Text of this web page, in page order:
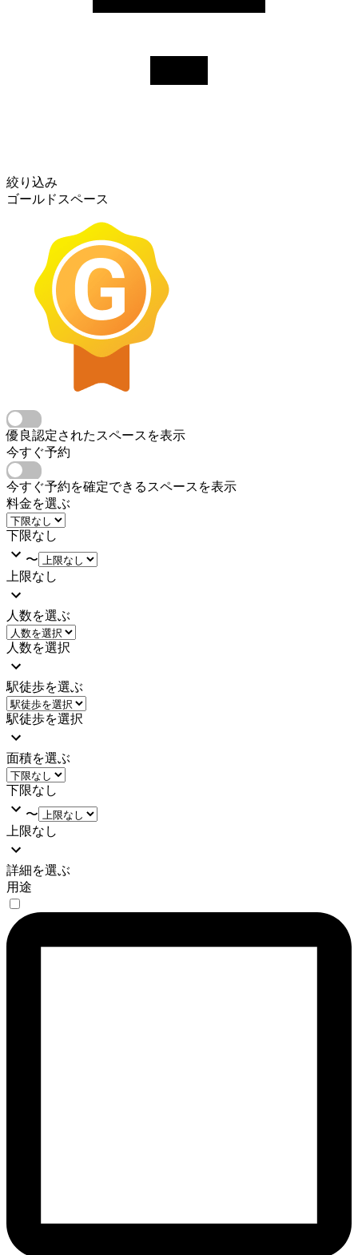
絞り込み
ゴールドスペース
優良認定されたスペースを表示
今すぐ予約
今すぐ予約を確定できるスペースを表示
料金を選ぶ
下限なし
〜
上限なし
人数を選ぶ
人数を選択
駅徒歩を選ぶ
駅徒歩を選択
面積を選ぶ
下限なし
〜
上限なし
詳細を選ぶ
用途